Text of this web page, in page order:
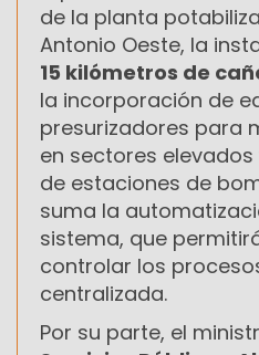
de la planta
Antonio Oeste, la
15 kilómetros de
la incorporación de
presurizadores para
en sectores
de estaciones de
suma la
sistema, que
controlar los
centralizada.
Por su parte, el